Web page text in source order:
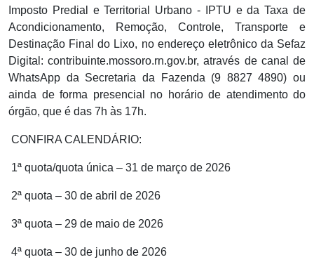
Imposto Predial e Territorial Urbano - IPTU e da Taxa de
Acondicionamento, Remoção, Controle, Transporte e
Destinação Final do Lixo, no endereço eletrônico da Sefaz
Digital: contribuinte.mossoro.rn.gov.br, através de canal de
WhatsApp da Secretaria da Fazenda (9 8827 4890) ou
ainda de forma presencial no horário de atendimento do
órgão, que é das 7h às 17h.
CONFIRA CALENDÁRIO:
1ª quota/quota única – 31 de março de 2026
2ª quota – 30 de abril de 2026
3ª quota – 29 de maio de 2026
4ª quota – 30 de junho de 2026